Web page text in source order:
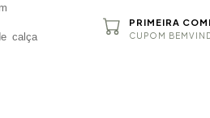
calça
PRIMEIRA
CUPOM